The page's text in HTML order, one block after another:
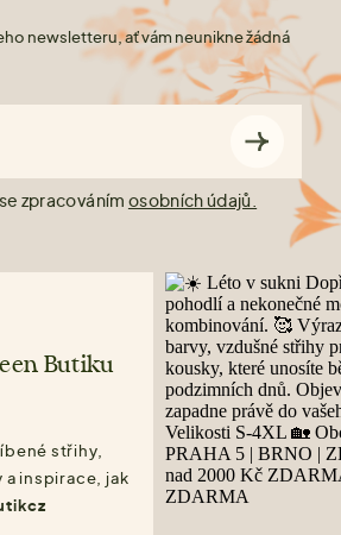
newsletteru, ať vám neunikne žádná
zpracováním osobních údajů.
Butiku
střihy,
a inspirace, jak